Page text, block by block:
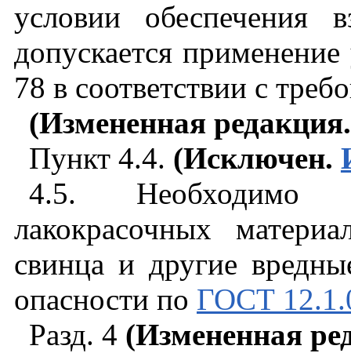
условии обеспечения
допускается
78 в соответствии с
(Измененная
Пункт 4.4. (Исключен.
4.5. Необходимо
лакокрасочных
свинца и другие
опасности по ГОСТ
Разд. 4 (Измененная